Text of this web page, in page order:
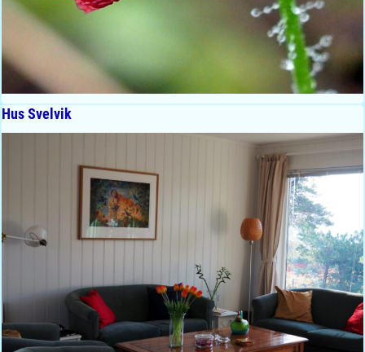
Hus Svelvik